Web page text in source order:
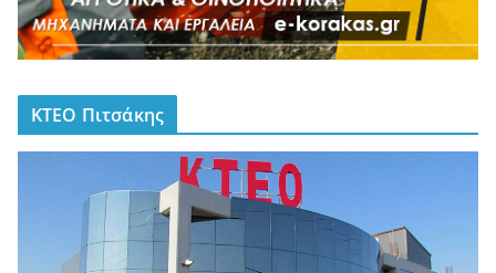
ΚΤΕΟ Πιτσάκης